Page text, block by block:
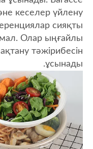
кеселер үйлену
сияқты
Олар ыңғайлы
тәжірибесін
ұсынады.